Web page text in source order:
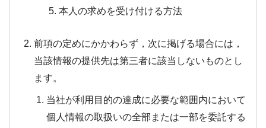
本人の求めを受け付ける方法
前項の定めにかかわらず，次に掲げる場合には，
当該情報の提供先は第三者に該当しないものとし
ます。
当社が利用目的の達成に必要な範囲内において
個人情報の取扱いの全部または一部を委託する